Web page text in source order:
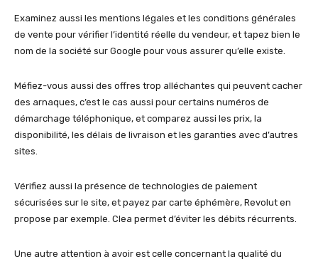
Examinez aussi les mentions légales et les conditions générales
de vente pour vérifier l’identité réelle du vendeur, et tapez bien le
nom de la société sur Google pour vous assurer qu’elle existe.
Méfiez-vous aussi des offres trop alléchantes qui peuvent cacher
des arnaques, c’est le cas aussi pour certains numéros de
démarchage téléphonique, et comparez aussi les prix, la
disponibilité, les délais de livraison et les garanties avec d’autres
sites.
Vérifiez aussi la présence de technologies de paiement
sécurisées sur le site, et payez par carte éphémère, Revolut en
propose par exemple. Clea permet d’éviter les débits récurrents.
Une autre attention à avoir est celle concernant la qualité du